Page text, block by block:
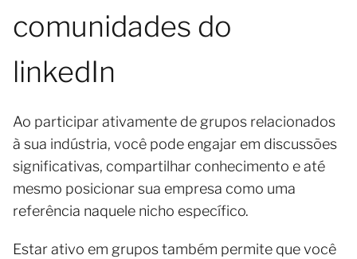
comunidades do
linkedIn
Ao participar ativamente de grupos relacionados
à sua indústria, você pode engajar em discussões
significativas, compartilhar conhecimento e até
mesmo posicionar sua empresa como uma
referência naquele nicho específico.
Estar ativo em grupos também permite que você